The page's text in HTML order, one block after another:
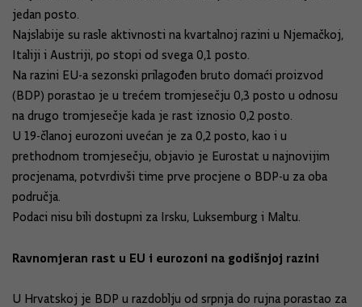
jedan posto.
Najslabije su rasle aktivnosti na kvartalnoj razini u Njemačkoj,
Italiji i Austriji, po stopi od svega 0,1 posto.
Na razini EU-a sezonski prilagođen bruto domaći proizvod
(BDP) porastao je u trećem tromjesečju 0,3 posto u odnosu
na drugo tromjesečje kada je rast iznosio 0,2 posto.
U 19-članoj eurozoni uvećan je za 0,2 posto, kao i u
prethodnom tromjesečju, objavio je Eurostat u najnovijim
procjenama, potvrdivši time prve procjene o BDP-u za oba
područja.
Podaci nisu bili dostupni za Irsku, Luksemburg i Maltu.
Ravnomjeran rast u EU i eurozoni na godišnjoj razini
U Hrvatskoj je BDP u razdoblju od srpnja do rujna porastao za